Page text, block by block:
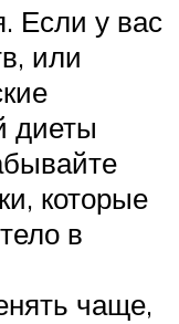
Если у вас
или
диеты
которые
в
чаще,